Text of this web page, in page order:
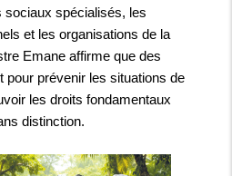
sociaux spécialisés, les
et les organisations de la
Emane affirme que des
pour prévenir les situations de
les droits fondamentaux
distinction.